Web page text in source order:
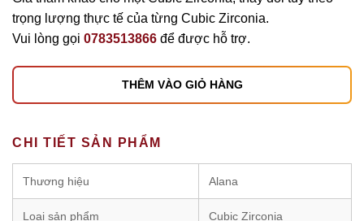
trọng lượng thực tế của từng Cubic Zirconia.
Vui lòng gọi 0783513866 để được hỗ trợ.
THÊM VÀO GIỎ HÀNG
CHI TIẾT SẢN PHẨM
Thương hiệu Alana
Loại sản phẩm Cubic Zirconia